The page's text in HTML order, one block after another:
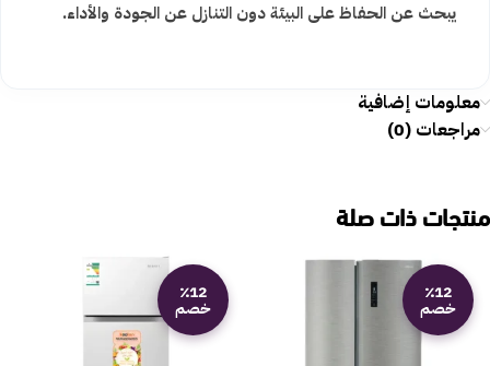
يبحث عن الحفاظ على البيئة دون التنازل عن الجودة والأداء.
معلومات إضافية
مراجعات (0)
منتجات ذات صلة
٪12
خصم
٪12
خصم